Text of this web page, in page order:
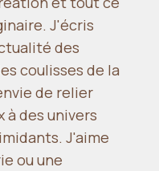
J'écris
des
coulisses de la
de relier
à des univers
J'aime
ou une